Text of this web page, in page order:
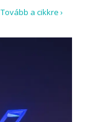
Tovább a cikkre ›